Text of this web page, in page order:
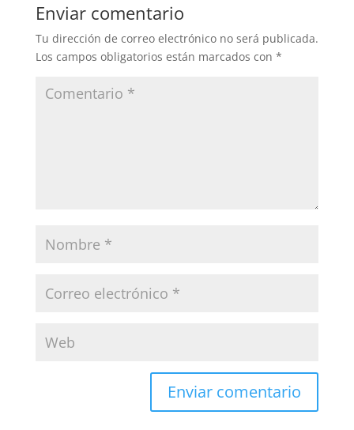
Enviar comentario
Tu dirección de correo electrónico no será publicada.
Los campos obligatorios están marcados con *